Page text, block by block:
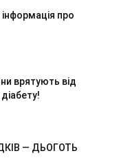
про
врятують від
— ДЬОГОТЬ